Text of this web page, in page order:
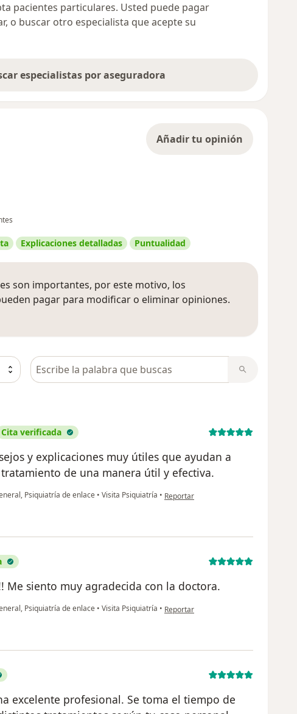
pacientes particulares. Usted puede pagar
o buscar otro especialista que acepte su
especialistas por aseguradora
Añadir tu opinión
Explicaciones detalladas Puntualidad
son importantes, por este motivo, los
pagar para modificar o eliminar opiniones.
Busca en opiniones
Cita verificada
y explicaciones muy útiles que ayudan a
de una manera útil y efectiva.
Psiquiatría de enlace • Visita Psiquiatría • en opinión del usuario Mauricio Andrade
Reportar
Me siento muy agradecida con la doctora.
Psiquiatría de enlace • Visita Psiquiatría • en opinión del usuario MPRL
Reportar
excelente profesional. Se toma el tiempo de